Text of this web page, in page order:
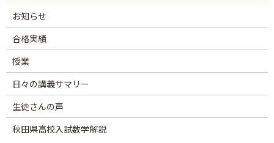
お知らせ
合格実績
授業
日々の講義サマリー
生徒さんの声
秋田県高校入試数学解説